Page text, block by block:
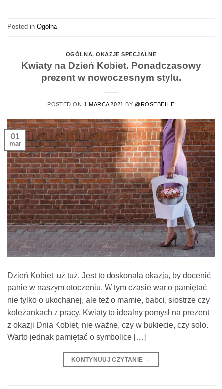
Posted in Ogólna
OGÓLNA,OKAZJE SPECJALNE
Kwiaty na Dzień Kobiet. Ponadczasowy
prezent w nowoczesnym stylu.
POSTED ON 1 MARCA 2021 BY @ROSEBELLE
01
mar
Dzień Kobiet tuż tuż. Jest to doskonała okazja, by docenić
panie w naszym otoczeniu. W tym czasie warto pamiętać
nie tylko o ukochanej, ale też o mamie, babci, siostrze czy
koleżankach z pracy. Kwiaty to idealny pomysł na prezent
z okazji Dnia Kobiet, nie ważne, czy w bukiecie, czy solo.
Warto jednak pamiętać o symbolice […]
KONTYNUUJ CZYTANIE →